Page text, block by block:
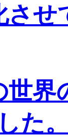
させ
世界
た